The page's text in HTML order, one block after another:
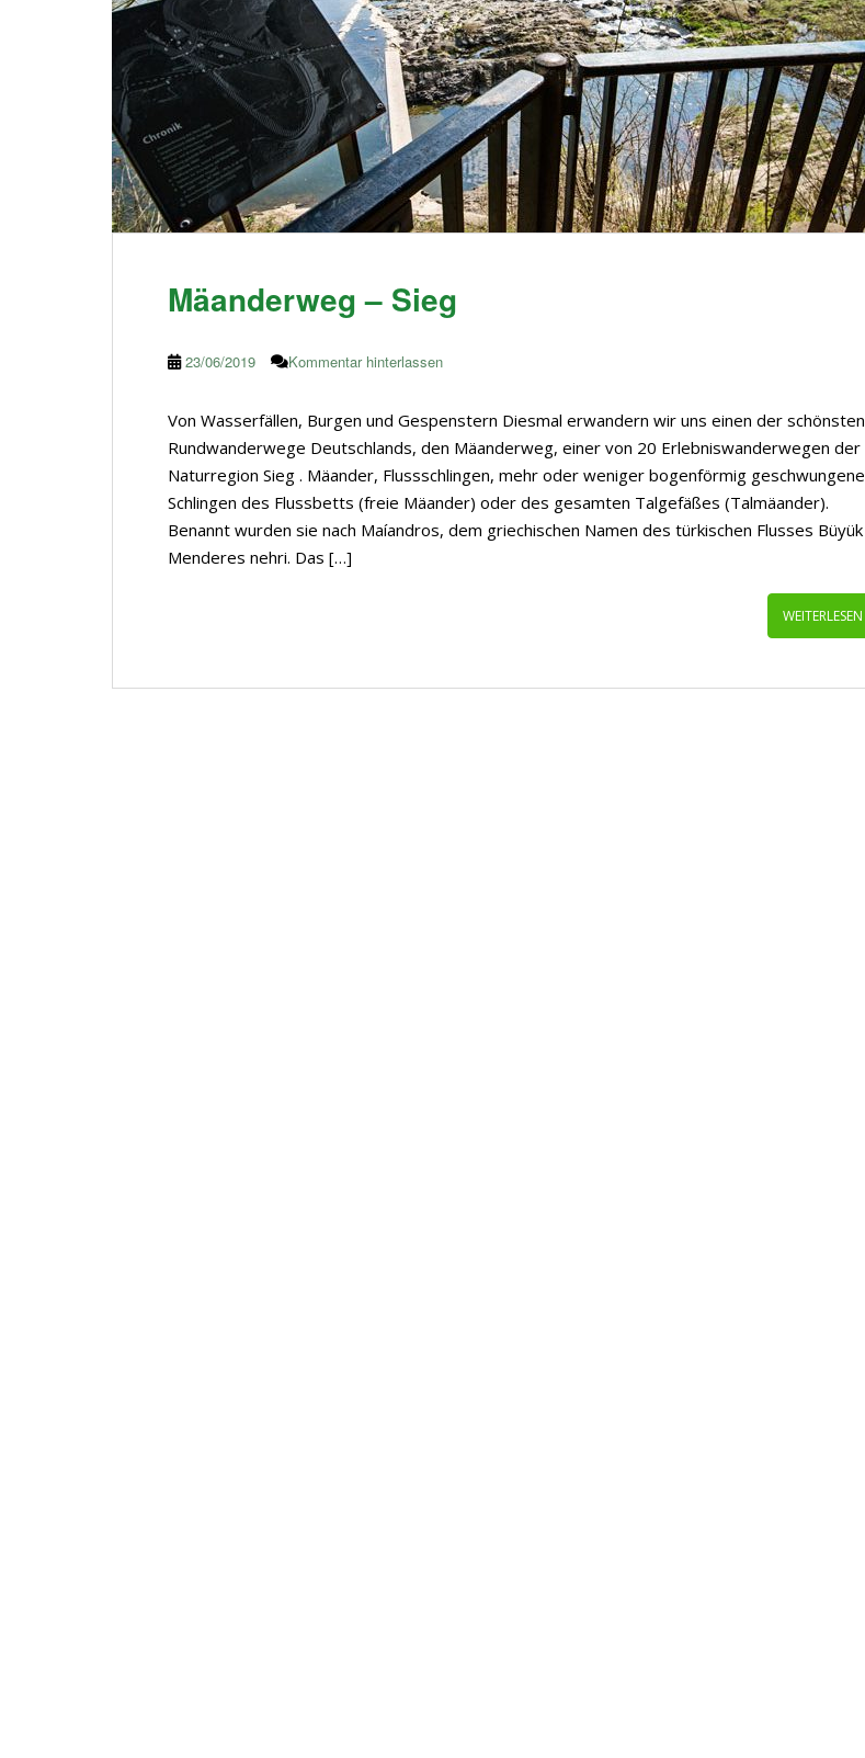
Mäanderweg – Sieg
23/06/2019 Kommentar hinterlassen
Von Wasserfällen, Burgen und Gespenstern Diesmal erwandern wir uns einen der schönsten
Rundwanderwege Deutschlands, den Mäanderweg, einer von 20 Erlebniswanderwegen der
Naturregion Sieg . Mäander, Flussschlingen, mehr oder weniger bogenförmig geschwungene
Schlingen des Flussbetts (freie Mäander) oder des gesamten Talgefäßes (Talmäander).
Benannt wurden sie nach Maíandros, dem griechischen Namen des türkischen Flusses Büyük
Menderes nehri. Das […]
WEITERLESEN